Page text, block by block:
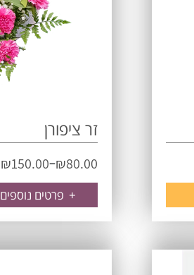
זר ציפורן
₪80.00
–
₪150.00
+ פרטים נוספים